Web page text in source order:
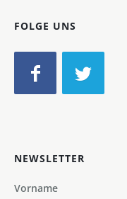
FOLGE UNS
NEWSLETTER
Vorname